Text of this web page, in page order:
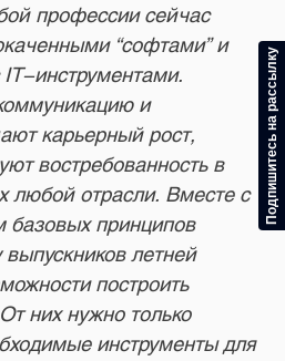
профессии сейчас
“софтами” и
инструментами.
и
карьерный рост,
востребованность в
любой отрасли. Вместе с
базовых принципов
летней
построить
них нужно только
инструменты для
Подпишитесь на рассылку